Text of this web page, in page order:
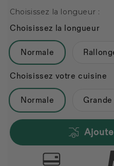
Choisissez la longueur :
Choisissez la longueur
Normale
Choisissez votre cuisine
Normale Grande